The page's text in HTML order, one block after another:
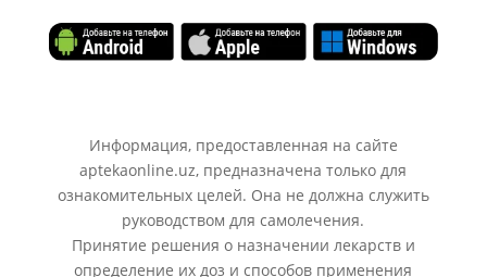
Информация, предоставленная на сайте
aptekaonline.uz, предназначена только для
ознакомительных целей. Она не должна служить
руководством для самолечения.
Принятие решения о назначении лекарств и
определение их доз и способов применения